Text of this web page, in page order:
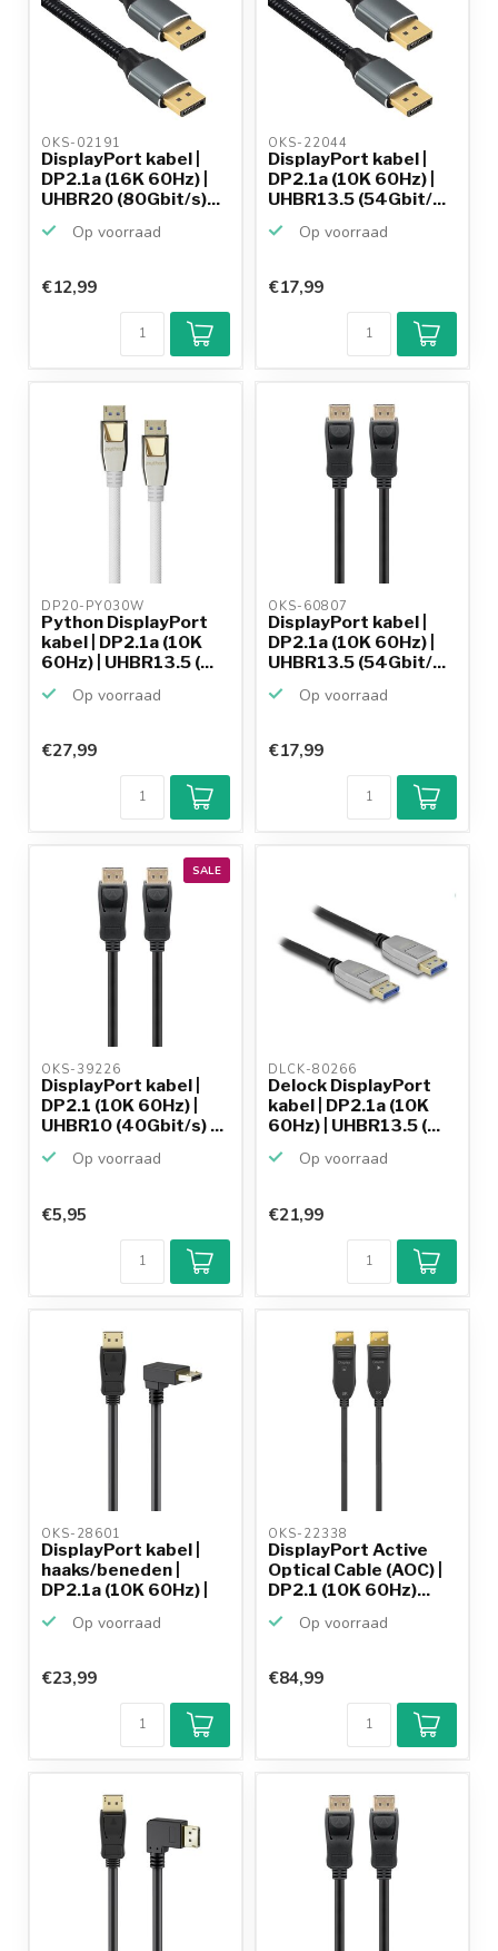
OKS-02191
DisplayPort kabel |
DP2.1a (16K 60Hz) |
UHBR20 (80Gbit/s)...
Op voorraad
€12,99
OKS-22044
DisplayPort kabel |
DP2.1a (10K 60Hz) |
UHBR13.5 (54Gbit/...
Op voorraad
€17,99
DP20-PY030W
Python DisplayPort
kabel | DP2.1a (10K
60Hz) | UHBR13.5 (...
Op voorraad
€27,99
OKS-60807
DisplayPort kabel |
DP2.1a (10K 60Hz) |
UHBR13.5 (54Gbit/...
Op voorraad
€17,99
SALE
OKS-39226
DisplayPort kabel |
DP2.1 (10K 60Hz) |
UHBR10 (40Gbit/s) ...
Op voorraad
€5,95
DLCK-80266
Delock DisplayPort
kabel | DP2.1a (10K
60Hz) | UHBR13.5 (...
Op voorraad
€21,99
OKS-28601
DisplayPort kabel |
haaks/beneden |
DP2.1a (10K 60Hz) |
Op voorraad
€23,99
OKS-22338
DisplayPort Active
Optical Cable (AOC) |
DP2.1 (10K 60Hz)...
Op voorraad
€84,99